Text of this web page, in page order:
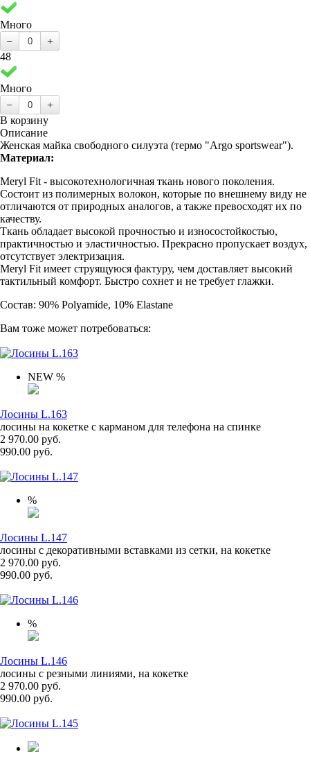
Много
48
Много
В корзину
Описание
Женская майка свободного силуэта (термо "Argo sportswear").
Материал:
Meryl Fit - высокотехнологичная ткань нового поколения.
Состоит из полимерных волокон, которые по внешнему виду не
отличаются от природных аналогов, а также превосходят их по
качеству.
Ткань обладает высокой прочностью и износостойкостью,
практичностью и эластичностью. Прекрасно пропускает воздух,
отсутствует электризация.
Meryl Fit имеет струящуюся фактуру, чем доставляет высокий
тактильный комфорт. Быстро сохнет и не требует глажки.
Состав: 90% Polyamide, 10% Elastane
Вам тоже может потребоваться:
NEW %
Лосины L.163
лосины на кокетке с карманом для телефона на спинке
2 970.00 руб.
990.00 руб.
%
Лосины L.147
лосины с декоративными вставками из сетки, на кокетке
2 970.00 руб.
990.00 руб.
%
Лосины L.146
лосины с резными линиями, на кокетке
2 970.00 руб.
990.00 руб.